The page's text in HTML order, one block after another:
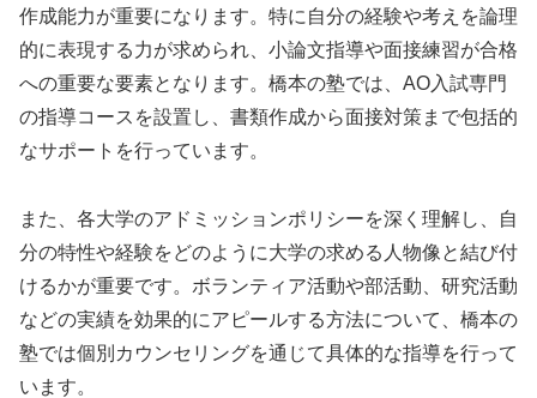
作成能力が重要になります。特に自分の経験や考えを論理
的に表現する力が求められ、小論文指導や面接練習が合格
への重要な要素となります。橋本の塾では、AO入試専門
の指導コースを設置し、書類作成から面接対策まで包括的
なサポートを行っています。
また、各大学のアドミッションポリシーを深く理解し、自
分の特性や経験をどのように大学の求める人物像と結び付
けるかが重要です。ボランティア活動や部活動、研究活動
などの実績を効果的にアピールする方法について、橋本の
塾では個別カウンセリングを通じて具体的な指導を行って
います。